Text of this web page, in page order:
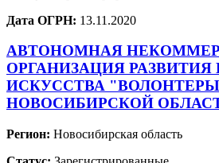
Дата ОГРН: 13.11.2020
АВТОНОМНАЯ
ОРГАНИЗАЦИЯ РАЗВИТИЯ
ИСКУССТВА
НОВОСИБИРСКОЙ
Регион: Новосибирская область